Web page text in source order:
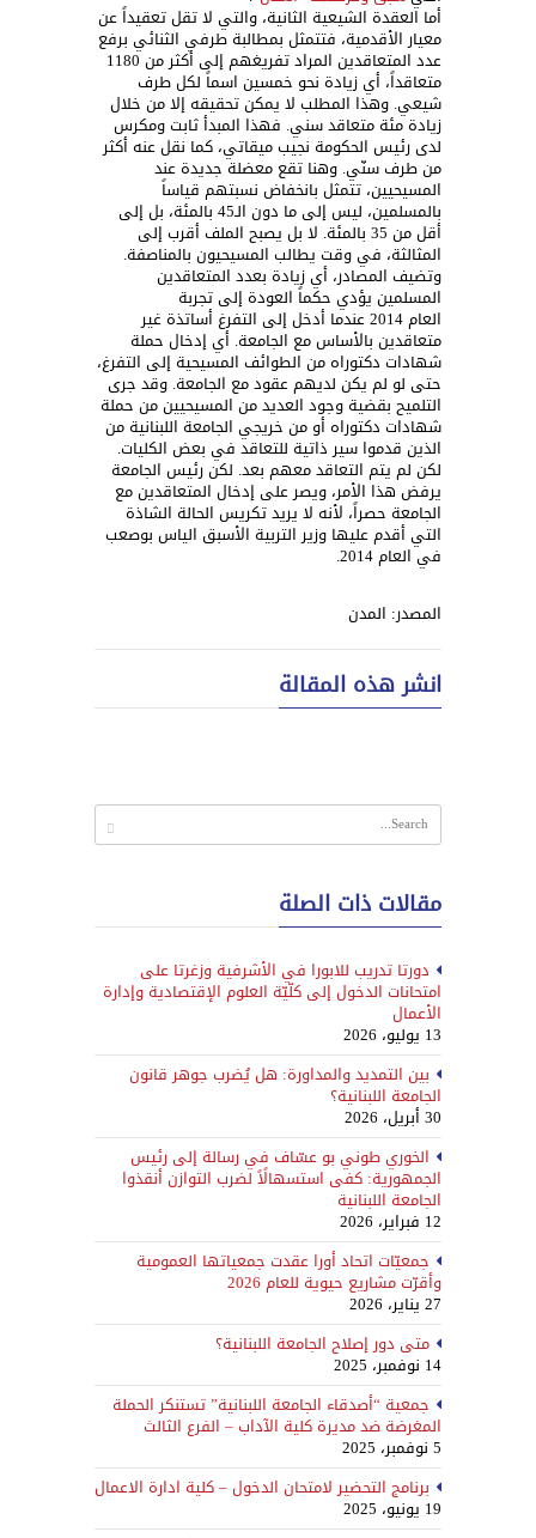
أما العقدة الشيعية الثانية، والتي لا تقل تعقيداً عن
معيار الأقدمية، فتتمثل بمطالبة طرفي الثنائي برفع
عدد المتعاقدين المراد تفريغهم إلى أكثر من 1180
متعاقداً، أي زيادة نحو خمسين اسماً لكل طرف
شيعي. وهذا المطلب لا يمكن تحقيقه إلا من خلال
زيادة مئة متعاقد سني. فهذا المبدأ ثابت ومكرس
لدى رئيس الحكومة نجيب ميقاتي، كما نقل عنه أكثر
من طرف سنّي. وهنا تقع معضلة جديدة عند
المسيحيين، تتمثل بانخفاض نسبتهم قياساً
بالمسلمين، ليس إلى ما دون الـ45 بالمئة، بل إلى
أقل من 35 بالمئة. لا بل يصبح الملف أقرب إلى
المثالثة، في وقت يطالب المسيحيون بالمناصفة.
وتضيف المصادر، أي زيادة بعدد المتعاقدين
المسلمين يؤدي حكماً العودة إلى تجربة
العام 2014 عندما أدخل إلى التفرغ أساتذة غير
متعاقدين بالأساس مع الجامعة. أي إدخال حملة
شهادات دكتوراه من الطوائف المسيحية إلى التفرغ،
حتى لو لم يكن لديهم عقود مع الجامعة. وقد جرى
التلميح بقضية وجود العديد من المسيحيين من حملة
شهادات دكتوراه أو من خريجي الجامعة اللبنانية من
الذين قدموا سير ذاتية للتعاقد في بعض الكليات.
لكن لم يتم التعاقد معهم بعد. لكن رئيس الجامعة
يرفض هذا الأمر، ويصر على إدخال المتعاقدين مع
الجامعة حصراً، لأنه لا يريد تكريس الحالة الشاذة
التي أقدم عليها وزير التربية الأسبق الياس بوصعب
في العام 2014.
المصدر: المدن
انشر هذه المقالة
مقالات ذات الصلة
دورتا تدريب للابورا في الأشرفية وزغرتا على
امتحانات الدخول إلى كلّيّة العلوم الإقتصادية وإدارة
الأعمال
13 يوليو، 2026
بين التمديد والمداورة: هل يُضرب جوهر قانون
الجامعة اللبنانية؟
30 أبريل، 2026
الخوري طوني بو عسّاف في رسالة إلى رئيس
الجمهورية: كفى استسهالًاً لضرب التوازن أنقذوا
الجامعة اللبنانية
12 فبراير، 2026
جمعيّات اتحاد أورا عقدت جمعياتها العمومية
وأقرّت مشاريع حيوية للعام 2026
27 يناير، 2026
متى دور إصلاح الجامعة اللبنانية؟
14 نوفمبر، 2025
جمعية “أصدقاء الجامعة اللبنانية” تستنكر الحملة
المغرضة ضد مديرة كلية الآداب – الفرع الثالث
5 نوفمبر، 2025
برنامج التحضير لامتحان الدخول – كلية ادارة الاعمال
19 يونيو، 2025